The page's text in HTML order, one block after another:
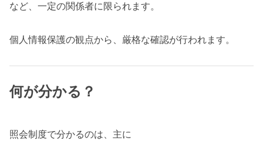
など、一定の関係者に限られます。
個人情報保護の観点から、厳格な確認が行われます。
何が分かる？
照会制度で分かるのは、主に